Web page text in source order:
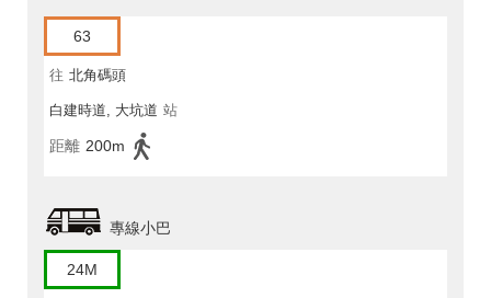
63
往 北角碼頭
白建時道, 大坑道 站
距離 200m
專線小巴
24M